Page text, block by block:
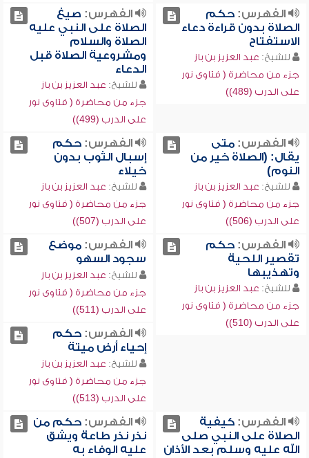
الفهرس:حكم
الصلاة بدون قراءة دعاء
الاستفتاح
للشيخ: عبد العزيز بن باز
جزء من محاضرة ( فتاوى نور
على الدرب (489))
الفهرس: صيغ
الصلاة على النبي عليه
الصلاة والسلام
ومشروعية الصلاة قبل
الدعاء
للشيخ: عبد العزيز بن باز
جزء من محاضرة ( فتاوى نور
على الدرب (499))
الفهرس:متى
يقال: (الصلاة خير من
النوم)
للشيخ: عبد العزيز بن باز
جزء من محاضرة ( فتاوى نور
على الدرب (506))
الفهرس:حكم
إسبال الثوب بدون
خيلاء
للشيخ: عبد العزيز بن باز
جزء من محاضرة ( فتاوى نور
على الدرب (507))
الفهرس:حكم
تقصير اللحية
وتهذيبها
للشيخ: عبد العزيز بن باز
جزء من محاضرة ( فتاوى نور
على الدرب (510))
الفهرس:موضع
سجود السهو
للشيخ: عبد العزيز بن باز
جزء من محاضرة ( فتاوى نور
على الدرب (511))
الفهرس:حكم
إحياء أرض ميتة
للشيخ: عبد العزيز بن باز
جزء من محاضرة ( فتاوى نور
على الدرب (513))
الفهرس:كيفية
الصلاة على النبي صلى
الله عليه وسلم بعد الأذان
الفهرس:حكم من
نذر نذر طاعة ويشق
عليه الوفاء به